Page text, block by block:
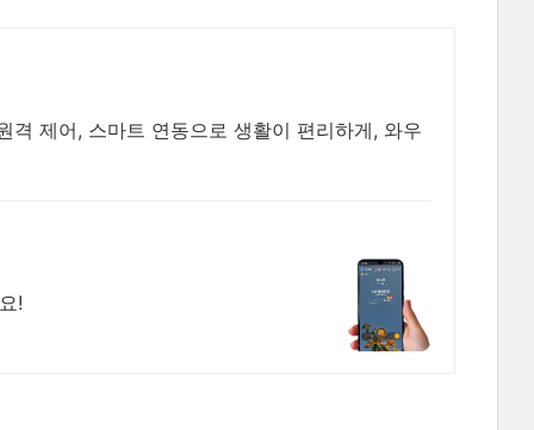
제어, 스마트 연동으로 생활이 편리하게, 와우
!